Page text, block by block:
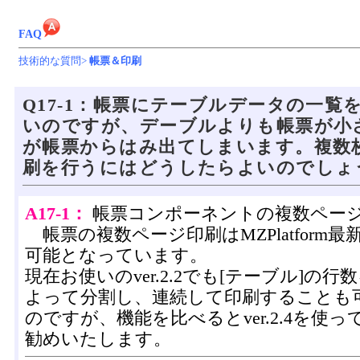
FAQ
技術的な質問> 帳票＆印刷
Q17-1：帳票にテーブルデータの一覧
いのですが、デーブルよりも帳票が小
が帳票からはみ出てしまいます。複数
刷を行うにはどうしたらよいのでしょ
A17-1： 帳票コンポーネントの複数ペー
帳票の複数ページ印刷はMZPlatform最
可能となっています。
現在お使いのver.2.2でも[テーブル]の行
よって分割し、連続して印刷することも
のですが、機能を比べるとver.2.4を使っ
勧めいたします。